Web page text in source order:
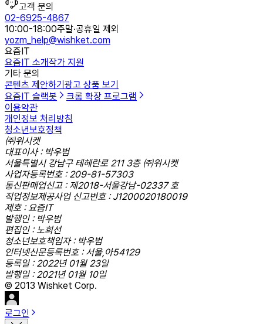
고객 문의
02-6925-4867
10:00-18:00주말·공휴일 제외
yozm_help@wishket.com
요즘IT
요즘IT 소개작가 지원
기타 문의
콘텐츠 제안하기광고 상품 보기
요즘IT 슬랙봇
크롬 확장 프로그램
이용약관
개인정보 처리방침
청소년보호정책
㈜위시켓
대표이사 : 박우범
서울특별시 강남구 테헤란로 211 3층 ㈜위시켓
사업자등록번호 : 209-81-57303
통신판매업신고 : 제2018-서울강남-02337 호
직업정보제공사업 신고번호 : J1200020180019
제호 : 요즘IT
발행인 : 박우범
편집인 : 노희선
청소년보호책임자 : 박우범
인터넷신문등록번호 : 서울,아54129
등록일 : 2022년 01월 23일
발행일 : 2021년 01월 10일
© 2013 Wishket Corp.
로그인